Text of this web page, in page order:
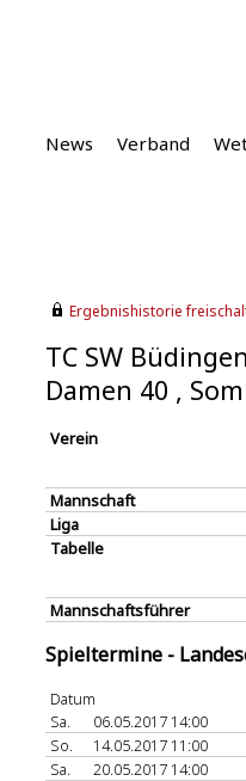
News Verband
Ergebnishistorie
TC SW
Damen 40 ,
Verein
Mannschaft
Liga
Tabelle
Mannschaftsführer
Spieltermine -
Datum
Sa.
06.05.2017 14:00
So.
14.05.2017 11:00
Sa.
20.05.2017 14:00